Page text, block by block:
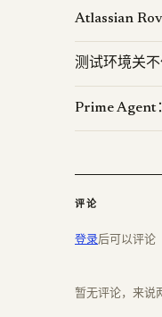
Atlassian
测试环境关
Prime Agent
评论
登录后可以评论
暂无评论，来说